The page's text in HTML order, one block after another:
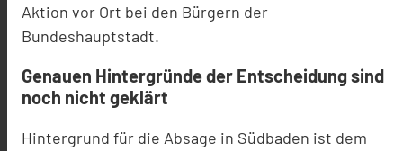
Aktion vor Ort bei den Bürgern der
Bundeshauptstadt.
Genauen Hintergründe der Entscheidung sind
noch nicht geklärt
Hintergrund für die Absage in Südbaden ist dem